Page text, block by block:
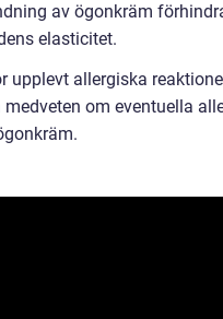
av ögonkräm
elasticitet.
upplevt allergiska
om eventuella